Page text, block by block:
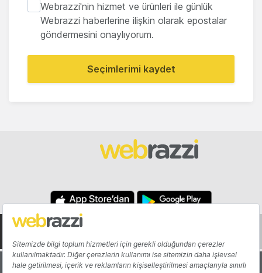
Webrazzi'nin hizmet ve ürünleri ile günlük
Webrazzi haberlerine ilişkin olarak epostalar
göndermesini onaylıyorum.
Seçimlerimi kaydet
Hakkında Yazarlar